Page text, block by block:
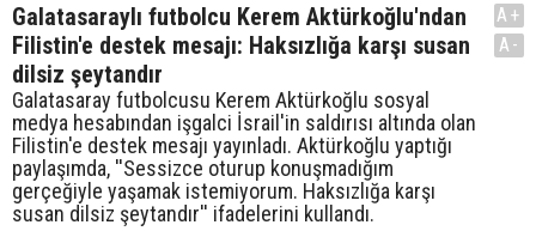
Galatasaraylı futbolcu Kerem Aktürkoğlu'ndan
Filistin'e destek mesajı: Haksızlığa karşı susan
dilsiz şeytandır
Galatasaray futbolcusu Kerem Aktürkoğlu sosyal
medya hesabından işgalci İsrail'in saldırısı altında olan
Filistin'e destek mesajı yayınladı. Aktürkoğlu yaptığı
paylaşımda, ''Sessizce oturup konuşmadığım
gerçeğiyle yaşamak istemiyorum. Haksızlığa karşı
susan dilsiz şeytandır'' ifadelerini kullandı.
A+
A-